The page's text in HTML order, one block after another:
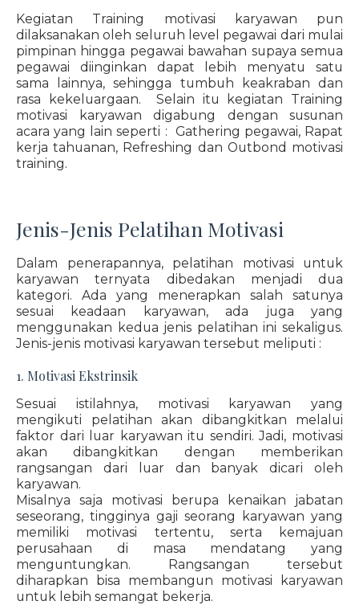
Kegiatan Training motivasi karyawan pun
dilaksanakan oleh seluruh level pegawai dari mulai
pimpinan hingga pegawai bawahan supaya semua
pegawai diinginkan dapat lebih menyatu satu
sama lainnya, sehingga tumbuh keakraban dan
rasa kekeluargaan. Selain itu kegiatan Training
motivasi karyawan digabung dengan susunan
acara yang lain seperti : Gathering pegawai, Rapat
kerja tahuanan, Refreshing dan Outbond motivasi
training.
Jenis-Jenis Pelatihan Motivasi
Dalam penerapannya, pelatihan motivasi untuk
karyawan ternyata dibedakan menjadi dua
kategori. Ada yang menerapkan salah satunya
sesuai keadaan karyawan, ada juga yang
menggunakan kedua jenis pelatihan ini sekaligus.
Jenis-jenis motivasi karyawan tersebut meliputi :
1. Motivasi Ekstrinsik
Sesuai istilahnya, motivasi karyawan yang
mengikuti pelatihan akan dibangkitkan melalui
faktor dari luar karyawan itu sendiri. Jadi, motivasi
akan dibangkitkan dengan memberikan
rangsangan dari luar dan banyak dicari oleh
karyawan.
Misalnya saja motivasi berupa kenaikan jabatan
seseorang, tingginya gaji seorang karyawan yang
memiliki motivasi tertentu, serta kemajuan
perusahaan di masa mendatang yang
menguntungkan. Rangsangan tersebut
diharapkan bisa membangun motivasi karyawan
untuk lebih semangat bekerja.